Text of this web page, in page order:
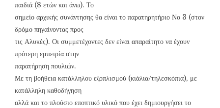
παιδιά (8 ετών και άνω). Το
σημείο αρχικής συνάντησης θα είναι το παρατηρητήριο Νο 3 (στον
δρόμο πηγαίνοντας προς
τις Αλυκές). Οι συμμετέχοντες δεν είναι απαραίτητο να έχουν
πρότερη εμπειρία στην
παρατήρηση πουλιών.
Με τη βοήθεια κατάλληλου εξοπλισμού (κιάλια/τηλεσκόπια), με
κατάλληλη καθοδήγηση
αλλά και το πλούσιο εποπτικό υλικό που έχει δημιουργήσει το